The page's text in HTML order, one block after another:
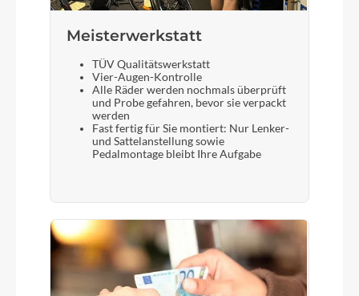
Meisterwerkstatt
TÜV Qualitätswerkstatt
Vier-Augen-Kontrolle
Alle Räder werden nochmals überprüft
und Probe gefahren, bevor sie verpackt
werden
Fast fertig für Sie montiert: Nur Lenker-
und Sattelanstellung sowie
Pedalmontage bleibt Ihre Aufgabe